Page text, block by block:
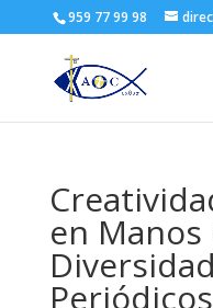
959 77 99 98
en Manos
Periódicos